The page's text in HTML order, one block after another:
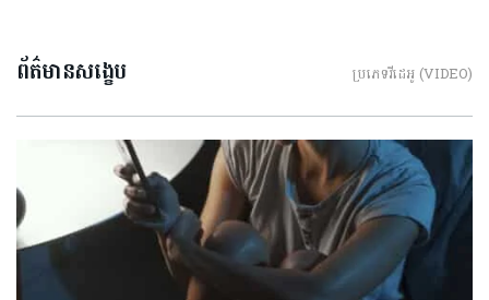
ព័ត៌មានសង្ខេប ប្រភេទវីដេអូ (VIDEO)